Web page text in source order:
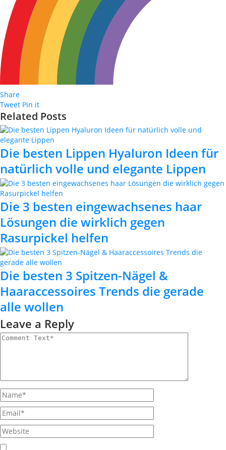
Share
Tweet Pin it
Related Posts
Die besten Lippen Hyaluron Ideen für
natürlich volle und elegante Lippen
Die 3 besten eingewachsenes haar
Lösungen die wirklich gegen
Rasurpickel helfen
Die besten 3 Spitzen-Nägel &
Haaraccessoires Trends die gerade
alle wollen
Leave a Reply